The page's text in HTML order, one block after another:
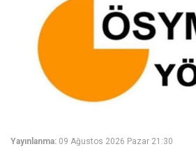
Yayınlanma: 09 Ağustos 2026 Pazar 21:30